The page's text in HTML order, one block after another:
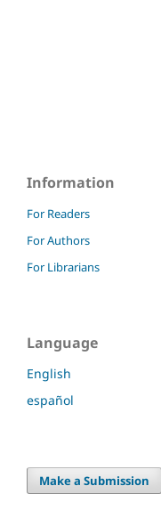
Information
For Readers
For Authors
For Librarians
Language
English
español
Make a Submission